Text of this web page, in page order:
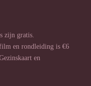
zijn gratis.
en rondleiding is €6
en